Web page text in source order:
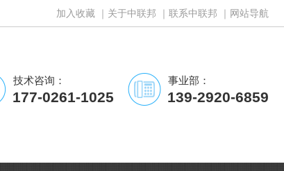
加入收藏 关于中联邦 联系中联邦 网站导航
技术咨询：
177-0261-1025
事业部：
139-2920-6859